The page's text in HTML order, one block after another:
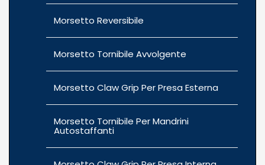
Morsetto Reversibile
Morsetto Tornibile Avvolgente
Morsetto Claw Grip Per Presa Esterna
Morsetto Tornibile Per Mandrini
Autostaffanti